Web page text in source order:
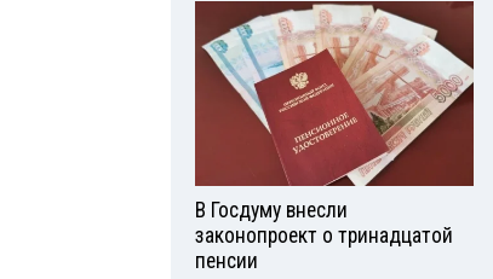
В Госдуму внесли
законопроект о тринадцатой
пенсии